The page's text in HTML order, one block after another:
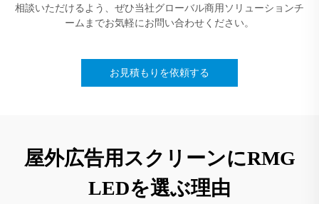
相談いただけるよう、ぜひ当社グローバル商用ソリューションチ
ームまでお気軽にお問い合わせください。
お見積もりを依頼する
屋外広告用スクリーンにRMG
LEDを選ぶ理由